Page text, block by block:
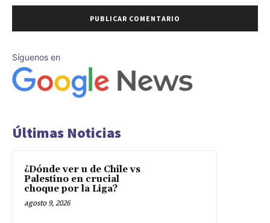
Síguenos en
Últimas Noticias
¿Dónde ver u de Chile vs
Palestino en crucial
choque por la Liga?
agosto 9, 2026